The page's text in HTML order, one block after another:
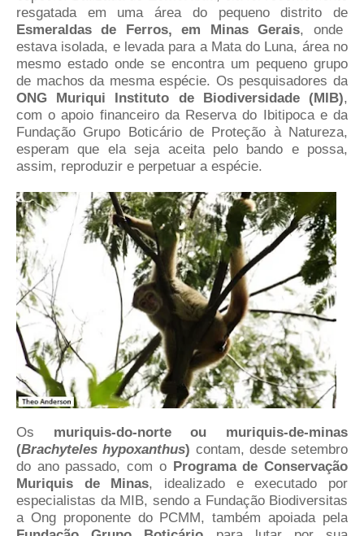
resgatada em uma área do pequeno distrito de
Esmeraldas de Ferros, em Minas Gerais, onde
estava isolada, e levada para a Mata do Luna, área no
mesmo estado onde se encontra um pequeno grupo
de machos da mesma espécie. Os pesquisadores da
ONG Muriqui Instituto de Biodiversidade (MIB),
com o apoio financeiro da Reserva do Ibitipoca e da
Fundação Grupo Boticário de Proteção à Natureza,
esperam que ela seja aceita pelo bando e possa,
assim, reproduzir e perpetuar a espécie.
Os muriquis-do-norte ou muriquis-de-minas
(Brachyteles hypoxanthus) contam, desde setembro
do ano passado, com o Programa de Conservação
Muriquis de Minas, idealizado e executado por
especialistas da MIB, sendo a Fundação Biodiversitas
a Ong proponente do PCMM, também apoiada pela